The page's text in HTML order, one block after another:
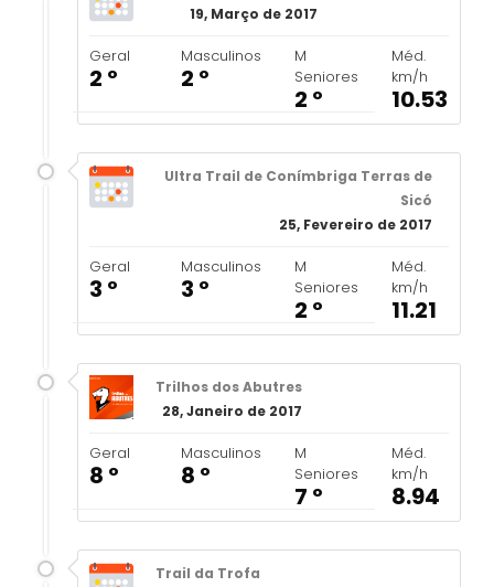
19, Março de 2017
Geral
2 º
Masculinos
2 º
M
Seniores
2 º
Méd.
km/h
10.53
Ultra Trail de Conímbriga Terras de
Sicó
25, Fevereiro de 2017
Geral
3 º
Masculinos
3 º
M
Seniores
2 º
Méd.
km/h
11.21
Trilhos dos Abutres
28, Janeiro de 2017
Geral
8 º
Masculinos
8 º
M
Seniores
7 º
Méd.
km/h
8.94
Trail da Trofa